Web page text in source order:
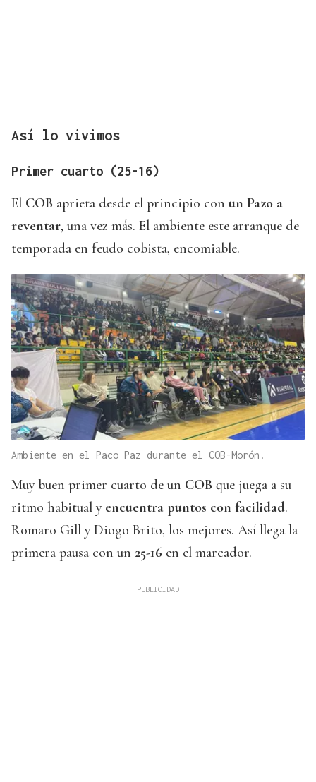
Así lo vivimos
Primer cuarto (25-16)
El COB aprieta desde el principio con un Pazo a
reventar, una vez más. El ambiente este arranque de
temporada en feudo cobista, encomiable.
Ambiente en el Paco Paz durante el COB-Morón.
Muy buen primer cuarto de un COB que juega a su
ritmo habitual y encuentra puntos con facilidad.
Romaro Gill y Diogo Brito, los mejores. Así llega la
primera pausa con un 25-16 en el marcador.